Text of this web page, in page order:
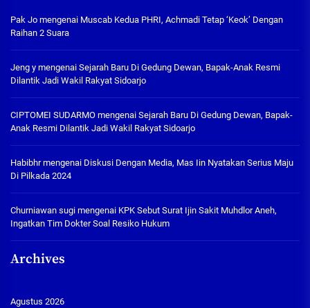
Pak Jo mengenai Muscab Kedua PHRI, Achmadi Tetap ‘Keok’ Dengan
Raihan 2 Suara
Jeng y mengenai Sejarah Baru Di Gedung Dewan, Bapak-Anak Resmi
Dilantik Jadi Wakil Rakyat Sidoarjo
CIPTOMEI SUDARMO mengenai Sejarah Baru Di Gedung Dewan, Bapak-
Anak Resmi Dilantik Jadi Wakil Rakyat Sidoarjo
Habibhrmengenai Diskusi Dengan Media, Mas Iin Nyatakan Serius Maju
Di Pilkada 2024
Churniawan sugi mengenai KPK Sebut Surat Ijin Sakit Muhdlor Aneh,
Ingatkan Tim Dokter Soal Resiko Hukum
Archives
Agustus 2026